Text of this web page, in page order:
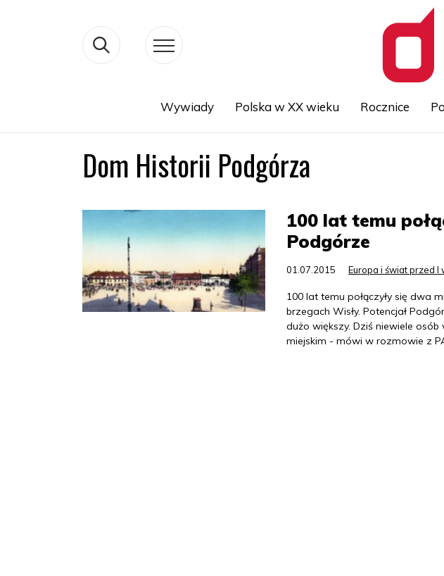
Wywiady Polska w XX wieku Rocznice
Dom Historii Podgórza
100 lat temu
Podgórze
01.07.2015 Europa i świat przed
100 lat temu połączyły się dwa
brzegach Wisły. Potencjał
dużo większy. Dziś niewiele
miejskim - mówi w rozmowie z